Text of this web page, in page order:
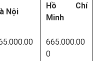
Nội
Hồ Chí
Minh
665.000.00
0